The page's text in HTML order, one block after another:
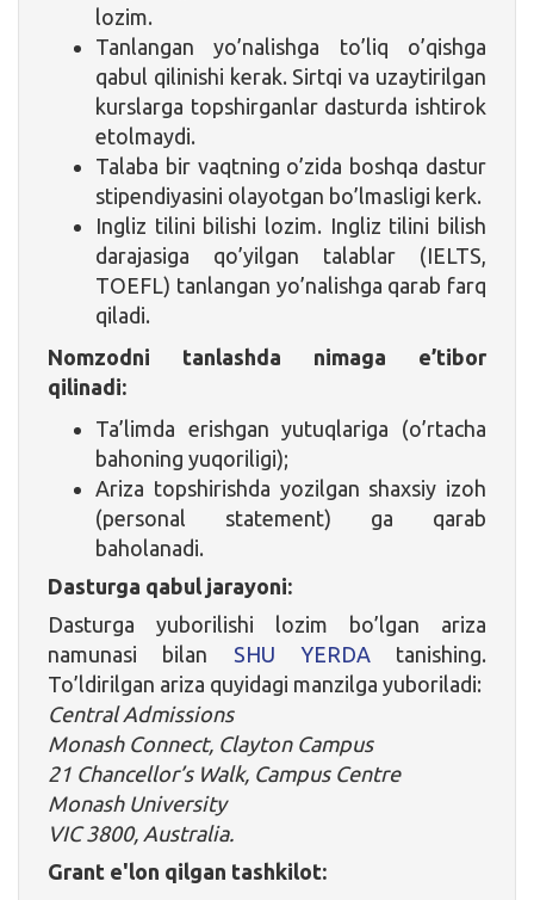
lozim.
Tanlangan yo’nalishga to’liq o’qishga
qabul qilinishi kerak. Sirtqi va uzaytirilgan
kurslarga topshirganlar dasturda ishtirok
etolmaydi.
Talaba bir vaqtning o’zida boshqa dastur
stipendiyasini olayotgan bo’lmasligi kerk.
Ingliz tilini bilishi lozim. Ingliz tilini bilish
darajasiga qo’yilgan talablar (IELTS,
TOEFL) tanlangan yo’nalishga qarab farq
qiladi.
Nomzodni tanlashda nimaga e’tibor
qilinadi:
Ta’limda erishgan yutuqlariga (o’rtacha
bahoning yuqoriligi);
Ariza topshirishda yozilgan shaxsiy izoh
(personal statement) ga qarab
baholanadi.
Dasturga qabul jarayoni:
Dasturga yuborilishi lozim bo’lgan ariza
namunasi bilan SHU YERDA tanishing.
To’ldirilgan ariza quyidagi manzilga yuboriladi:
Central Admissions
Monash Connect, Clayton Campus
21 Chancellor’s Walk, Campus Centre
Monash University
VIC 3800, Australia.
Grant e'lon qilgan tashkilot: